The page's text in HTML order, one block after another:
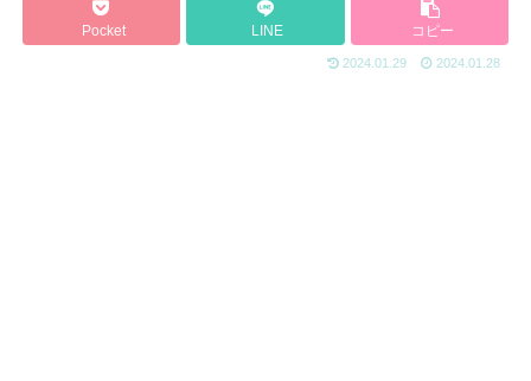
Pocket LINE コピー
2024.01.29 2024.01.28